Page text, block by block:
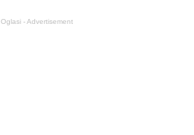
Oglasi - Advertisement